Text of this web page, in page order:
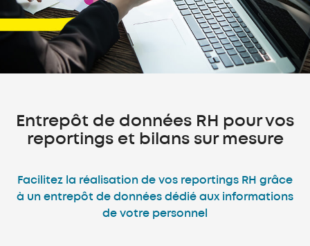
Entrepôt de données RH pour vos
reportings et bilans sur mesure
Facilitez la réalisation de vos reportings RH grâce
à un entrepôt de données dédié aux informations
de votre personnel